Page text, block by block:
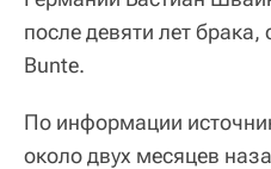
после девяти лет брака,
Bunte.
По информации
около двух месяцев